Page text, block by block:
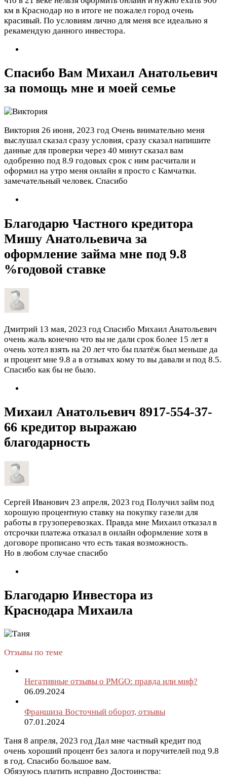
км в Краснодар но в итоге не пожалел город очень
красивый. По условиям лично для меня все идеально я
рекамендую данного инвестора.
Спасибо Вам Михаил Анатольевич
за помощь мне и моей семье
Виктория 26 июня, 2023 год Очень внимательно меня
выслушал сказал сразу условия, сразу сказал напишите
данные для проверки через 40 минут сказал вам
одобренно под 8.9 годовых срок с ним расчитали и
оформил на утро меня онлайн я просто с Камчатки.
замечательный человек. Спасибо
Благодарю Частного кредитора
Мишу Анатольевича за
оформление займа мне под 9.8
%годовой ставке
Дмитрий 13 мая, 2023 год Спасибо Михаил Анатольевич
очень жаль конечно что вы не дали срок более 15 лет я
очень хотел взять на 20 лет что бы платёж был меньше да
и процент мне 9.8 а в отзывах кому то вы давали и под 8.5.
Спасибо как бы не было.
Михаил Анатольевич 8917-554-37-
66 кредитор выражаю
благодарность
Сергей Иванович 23 апреля, 2023 год Получил займ под
хорошую процентную ставку на покупку газели для
работы в грузоперевозках. Правда мне Михаил отказал в
отсрочки платежа отказал в онлайн оформление хотя в
договоре прописано что есть такая возможность.
Но в любом случае спасибо
Благодарю Инвестора из
Краснодара Михаила
Отзывы по теме
Негативные отзывы о PMGO: правда или миф?
06.09.2024
Франшиза Восточный оборот, отзывы
07.01.2024
Таня 8 апреля, 2023 год Дал мне частный кредит под
очень хороший процент без залога и поручителей под 9.8
в год. Спасибо большое вам.
Обязуюсь платить исправно Достоинства: